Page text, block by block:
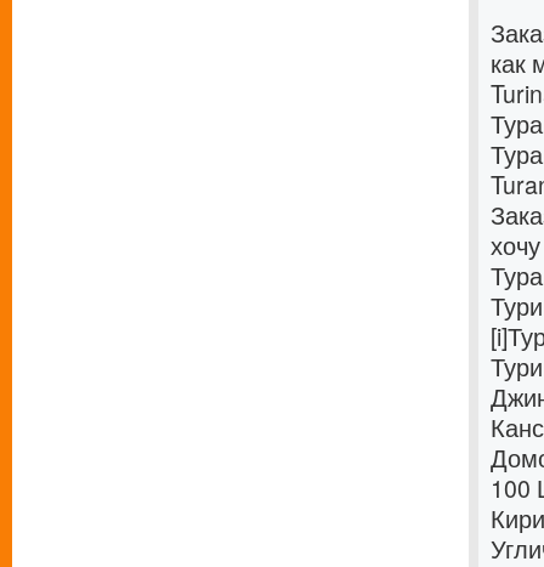
как
100